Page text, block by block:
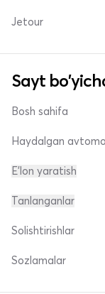
Jetour
Sayt
Bosh sahifa
Haydalgan
E'lon yaratish
Tanlanganlar
Solishtirishlar
Sozlamalar